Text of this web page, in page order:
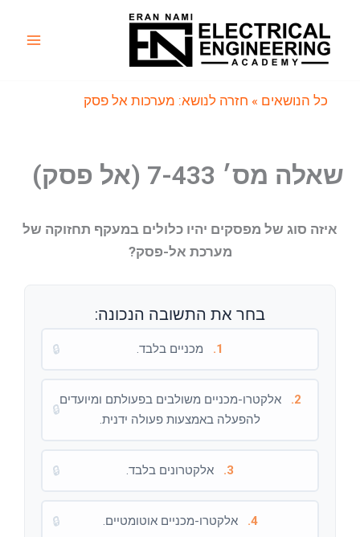
כל הנושאים » חזרה לנושא: מערכות אל פסק
שאלה מס׳ 7-433 (אל פסק)
איזה סוג של מפסקים יהיו כלולים במעקף תחזוקה של
מערכת אל-פסק?
בחר את התשובה הנכונה:
1. מכניים בלבד. 🔒
2.
אלקטרו-מכניים משולבים בפעולתם ומיועדים
להפעלה באמצעות פעולה ידנית.
🔒
3. אלקטרונים בלבד. 🔒
4. אלקטרו-מכניים אוטומטיים. 🔒